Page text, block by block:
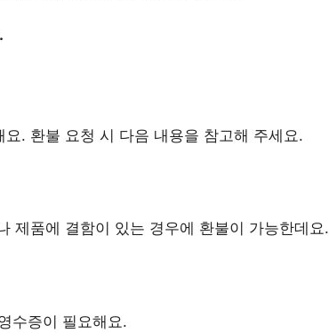
. 환불 요청 시 다음 내용을 참고해 주세요.
제품에 결함이 있는 경우에 환불이 가능한데요.
수증이 필요해요.